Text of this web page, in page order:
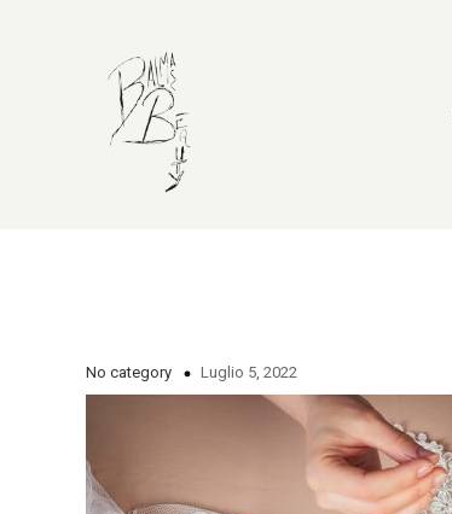
No category Luglio 5, 2022